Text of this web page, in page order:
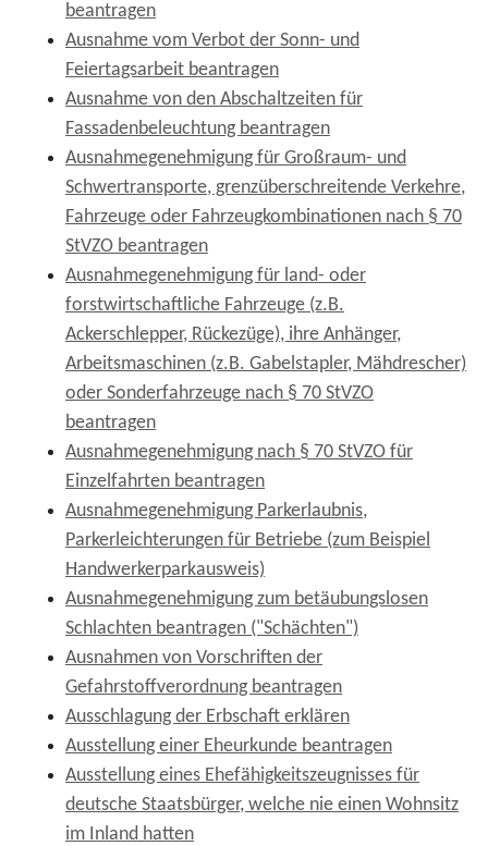
beantragen
Ausnahme vom Verbot der Sonn- und
Feiertagsarbeit beantragen
Ausnahme von den Abschaltzeiten für
Fassadenbeleuchtung beantragen
Ausnahmegenehmigung für Großraum- und
Schwertransporte, grenzüberschreitende Verkehre,
Fahrzeuge oder Fahrzeugkombinationen nach § 70
StVZO beantragen
Ausnahmegenehmigung für land- oder
forstwirtschaftliche Fahrzeuge (z.B.
Ackerschlepper, Rückezüge), ihre Anhänger,
Arbeitsmaschinen (z.B. Gabelstapler, Mähdrescher)
oder Sonderfahrzeuge nach § 70 StVZO
beantragen
Ausnahmegenehmigung nach § 70 StVZO für
Einzelfahrten beantragen
Ausnahmegenehmigung Parkerlaubnis,
Parkerleichterungen für Betriebe (zum Beispiel
Handwerkerparkausweis)
Ausnahmegenehmigung zum betäubungslosen
Schlachten beantragen ("Schächten")
Ausnahmen von Vorschriften der
Gefahrstoffverordnung beantragen
Ausschlagung der Erbschaft erklären
Ausstellung einer Eheurkunde beantragen
Ausstellung eines Ehefähigkeitszeugnisses für
deutsche Staatsbürger, welche nie einen Wohnsitz
im Inland hatten